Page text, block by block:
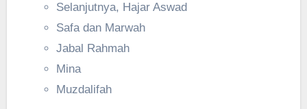
Selanjutnya, Hajar Aswad
Safa dan Marwah
Jabal Rahmah
Mina
Muzdalifah